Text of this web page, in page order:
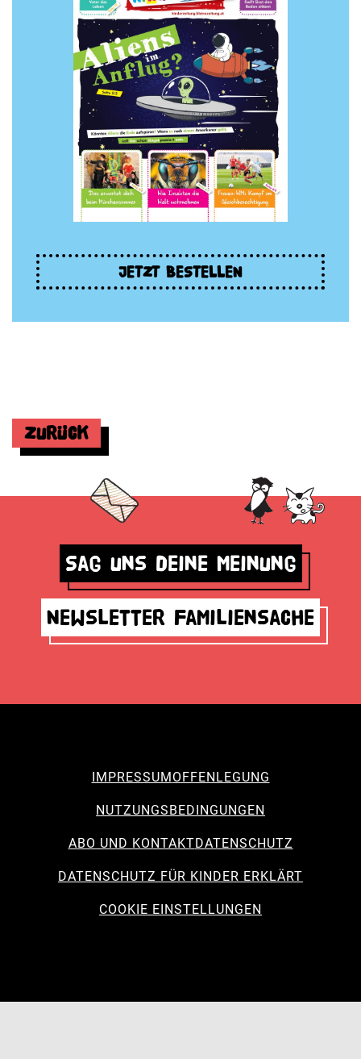
JETZT BESTELLEN
Zurück
Sag uns deine Meinung
Newsletter Familiensache
IMPRESSUMOFFENLEGUNG
NUTZUNGSBEDINGUNGEN
ABO UND KONTAKTDATENSCHUTZ
DATENSCHUTZ FÜR KINDER ERKLÄRT
COOKIE EINSTELLUNGEN